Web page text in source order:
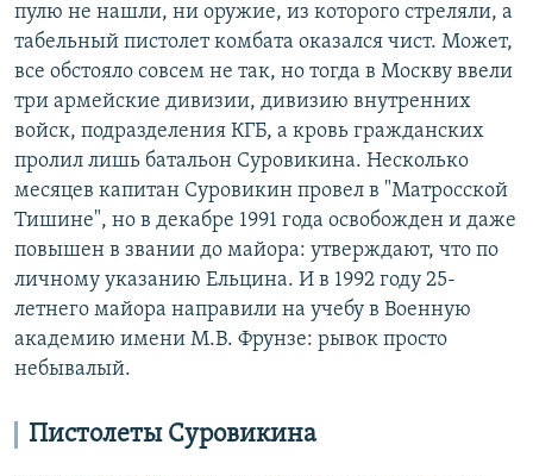
пулю не нашли, ни оружие, из которого стреляли, а
табельный пистолет комбата оказался чист. Может,
все обстояло совсем не так, но тогда в Москву ввели
три армейские дивизии, дивизию внутренних
войск, подразделения КГБ, а кровь гражданских
пролил лишь батальон Суровикина. Несколько
месяцев капитан Суровикин провел в "Матросской
Тишине", но в декабре 1991 года освобожден и даже
повышен в звании до майора: утверждают, что по
личному указанию Ельцина. И в 1992 году 25-
летнего майора направили на учебу в Военную
академию имени М.В. Фрунзе: рывок просто
небывалый.
Пистолеты Суровикина